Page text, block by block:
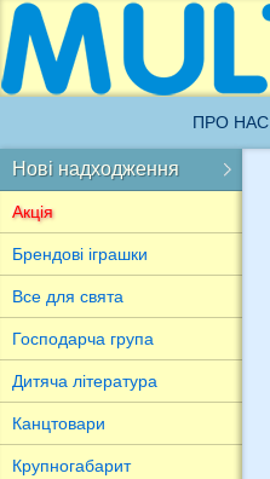
ПРО НАС
Нові надходження
Акція
Брендові іграшки
Все для свята
Господарча група
Дитяча література
Канцтовари
Крупногабарит